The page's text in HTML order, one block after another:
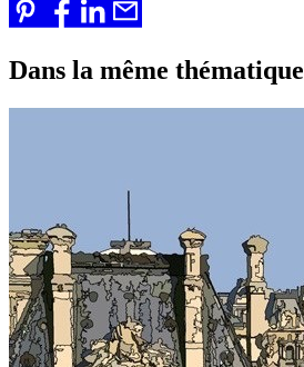
Dans la même thématique